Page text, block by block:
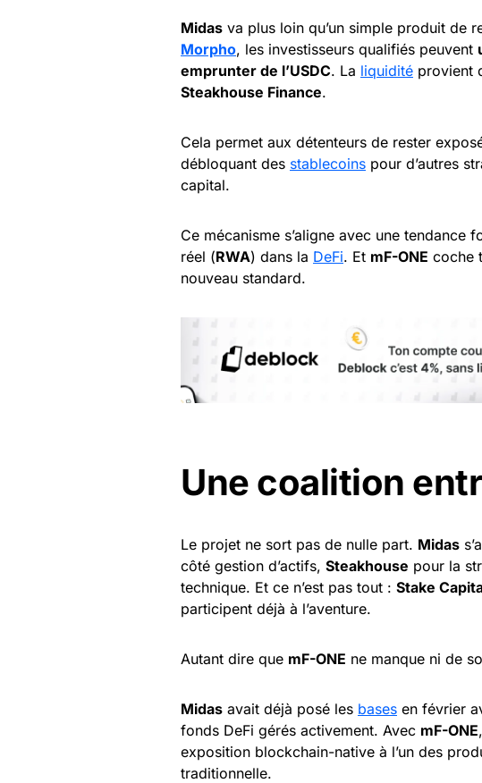
Midas va plus loin qu’un simple produit de
Morpho, les investisseurs qualifiés peuvent
emprunter de l’USDC. La liquidité provient
Steakhouse Finance.
Cela permet aux détenteurs de rester
débloquant des stablecoins pour d’autres
capital.
Ce mécanisme s’aligne avec une tendance
réel (RWA) dans la DeFi. Et mF-ONE coche
nouveau standard.
Une coalition
Le projet ne sort pas de nulle part. Midas
côté gestion d’actifs, Steakhouse pour la
technique. Et ce n’est pas tout : Stake
participent déjà à l’aventure.
Autant dire que mF-ONE ne manque ni de
Midas avait déjà posé les bases en février
fonds DeFi gérés activement. Avec mF-ONE
exposition blockchain-native à l’un des
traditionnelle.